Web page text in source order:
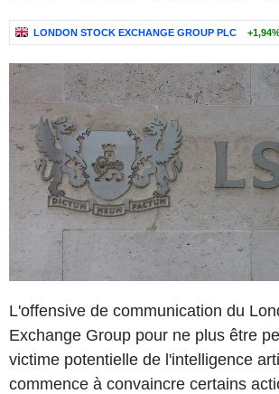
LONDON STOCK EXCHANGE GROUP PLC
L'offensive de communication du
Exchange Group pour ne plus être
victime potentielle de l'intelligence
commence à convaincre certains